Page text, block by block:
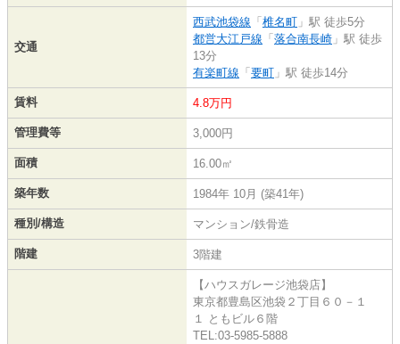
交通
西武池袋線 「 椎名町 」駅 徒歩5分
都営大江戸線 「 落合南長崎 」駅 徒歩
13分
有楽町線 「 要町 」駅 徒歩14分
賃料 4.8万円
管理費等 3,000円
面積 16.00㎡
築年数 1984年 10月 (築41年)
種別/構造 マンション/鉄骨造
階建 3階建
【ハウスガレージ池袋店】
東京都豊島区池袋２丁目６０－１
１ ともビル６階
TEL:03-5985-5888